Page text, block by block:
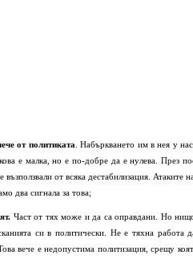
от политиката . Набъркването им в нея у
е малка, но е по-добре да е нулева. През
от всяка дестабилизация. Атаките
два сигнала за това;
Част от тях може и да са оправдани. Но
си в политически. Не е тяхна работа
вече е недопустима политизация, срещу